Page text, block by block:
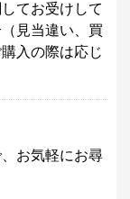
てお受けして
見当違い、買
入の際は応じ
お気軽にお尋